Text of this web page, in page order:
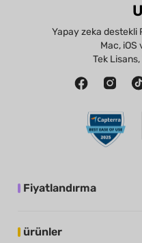
Yapay zeka destekli
Mac, iOS
Tek
Fiyatlandırma
ürünler